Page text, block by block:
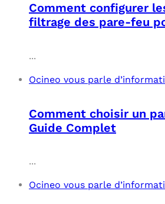
Comment configurer
filtrage des pare-feu
...
Ocineo vous parle
Comment choisir un
Guide Complet
...
Ocineo vous parle